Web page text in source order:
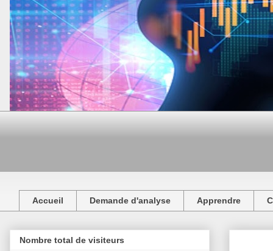
Accueil Demande d'analyse Apprendre
Nombre total de visiteurs